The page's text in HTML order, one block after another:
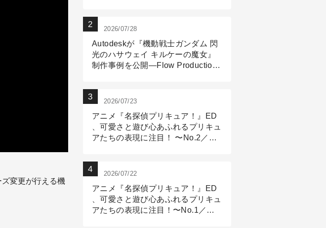
変更が行える機
2026/07/28
Autodeskが『機動戦士ガンダム 閃
光のハサウェイ キルケーの魔女』
制作事例を公開―Flow Production
2026/07/23
アニメ『名探偵プリキュア！』ED
、可愛さと遊び心あふれるプリキュ
アたちの表現に注目！ 〜No.2／モ
2026/07/22
アニメ『名探偵プリキュア！』ED
、可愛さと遊び心あふれるプリキュ
アたちの表現に注目！〜No.1／演